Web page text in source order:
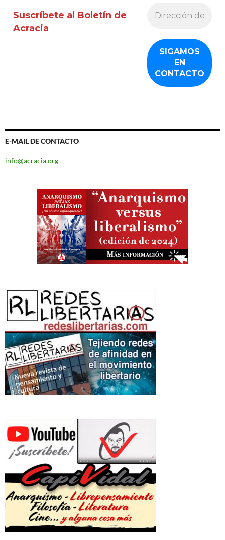
Suscríbete al Boletín de
Acracia
E-MAIL DE CONTACTO
info@acracia.org